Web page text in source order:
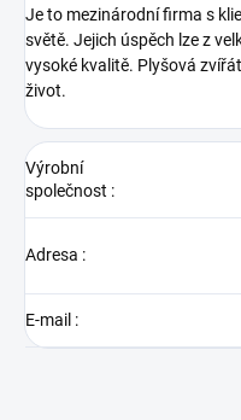
Je to mezinárodní firma s
světě. Jejich úspěch lze z
vysoké kvalitě. Plyšová
život.
Výrobní
společnost :
Adresa :
E-mail :